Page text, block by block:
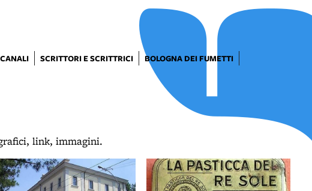
SCRITTORI E SCRITTRICI
BOLOGNA DEI FUMETTI
link, immagini.